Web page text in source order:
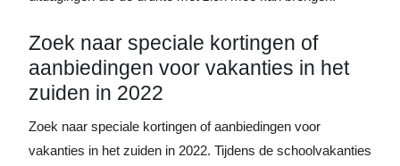
Zoek naar speciale kortingen of
aanbiedingen voor vakanties in het
zuiden in 2022
Zoek naar speciale kortingen of aanbiedingen voor
vakanties in het zuiden in 2022. Tijdens de schoolvakanties